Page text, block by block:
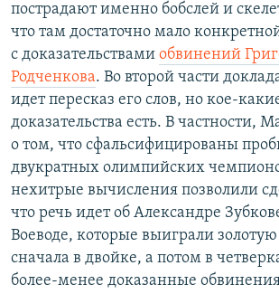
пострадают именно бобслей и
что там достаточно мало
с доказательствами обвинений
Родченкова. Во второй части
идет пересказ его слов, но кое-
доказательства есть. В частности,
о том, что сфальсифицированы
двукратных олимпийских
нехитрые вычисления позволили
что речь идет об Александре
Воеводе, которые выиграли
сначала в двойке, а потом в
более-менее доказанные